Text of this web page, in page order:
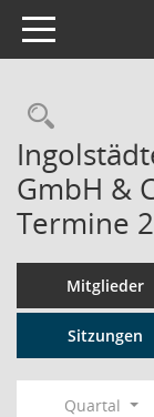
Toggle navigation
GmbH &
Termine
Mitglieder
Sitzungen
Quartal